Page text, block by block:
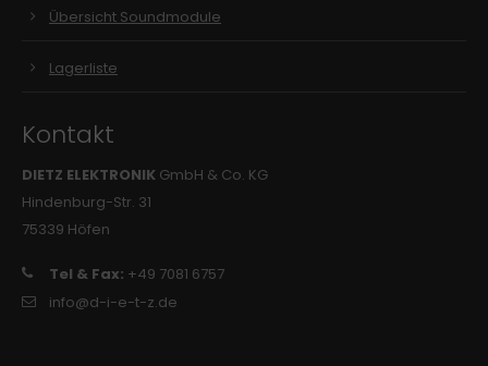
Übersicht Soundmodule
Lagerliste
Kontakt
DIETZ ELEKTRONIK GmbH & Co. KG
Hindenburg-Str. 31
75339 Höfen
Tel & Fax: +49 7081 6757
info@d-i-e-t-z.de